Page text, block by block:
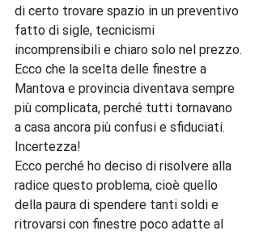
di certo trovare spazio in un preventivo
fatto di sigle, tecnicismi
incomprensibili e chiaro solo nel prezzo.
Ecco che la scelta delle finestre a
Mantova e provincia diventava sempre
più complicata, perché tutti tornavano
a casa ancora più confusi e sfiduciati.
Incertezza!
Ecco perché ho deciso di risolvere alla
radice questo problema, cioè quello
della paura di spendere tanti soldi e
ritrovarsi con finestre poco adatte al